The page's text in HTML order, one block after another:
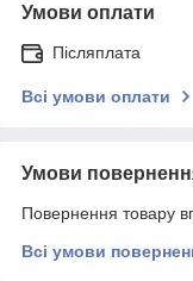
Умови оплати
Післяплата
Всі умови оплати
Умови
Повернення товару
Всі умови